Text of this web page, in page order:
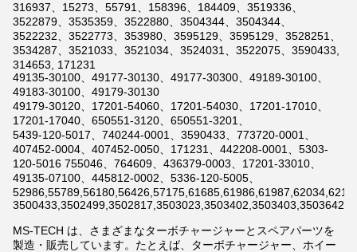
316937、15273、55791、158396、184409、3519336、
3522879、3535359、3522880、3504344、3504344、
3522232、3522773、353980、3595129、3595129、3528251、
3534287、3521033、3521034、3524031、3522075、3590433,
314653, 171231
49135-30100、49177-30130、49177-30300、49189-30100、
49183-30100、49179-30130
49179-30120、17201-54060、17201-54030、17201-17010、
17201-17040、650551-3120、650551-3201、
5439-120-5017、740244-0001、3590433、773720-0001、
407452-0004、407452-0050、171231、442208-0001、5303-
120-5016 755046、764609、436379-0003、17201-33010、
49135-07100、445812-0002、5336-120-5005、
MS-TECH は、さまざまなターボチャージャーとスペアパーツを
製造・販売しています。たとえば、ターボチャージャー、ホイー